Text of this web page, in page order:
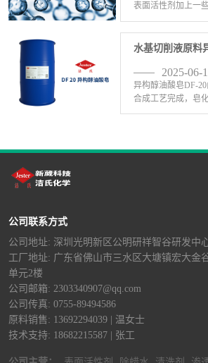
表面活性剂加上一
表面活性剂有哪些
C-201：C-201无泡
是一种醇醚类无泡
水基切削液原料
2025-06-
异构醇油酸皂DF-
合成工艺完成，皂
异，在工业金属表
液使用中优于三 <-
公司联系方式
公司地址: 深圳光明新区公明研祥智谷研发中
工厂地址: 广东省佛山市三水区大塘镇宏大金
单元2楼
公司邮箱: 2303340907@qq.com
公司传真: 0755-89494586
原料销售: 13692294039 | 温女士
技术支持: 18682215587 | 张工